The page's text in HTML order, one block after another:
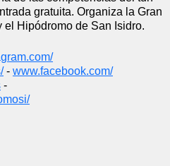
gratuita. Organiza la Gran
el Hipódromo de San Isidro.
- www.facebook.com/